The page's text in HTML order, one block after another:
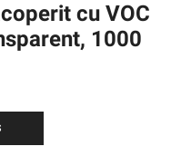
cu VOC
1000